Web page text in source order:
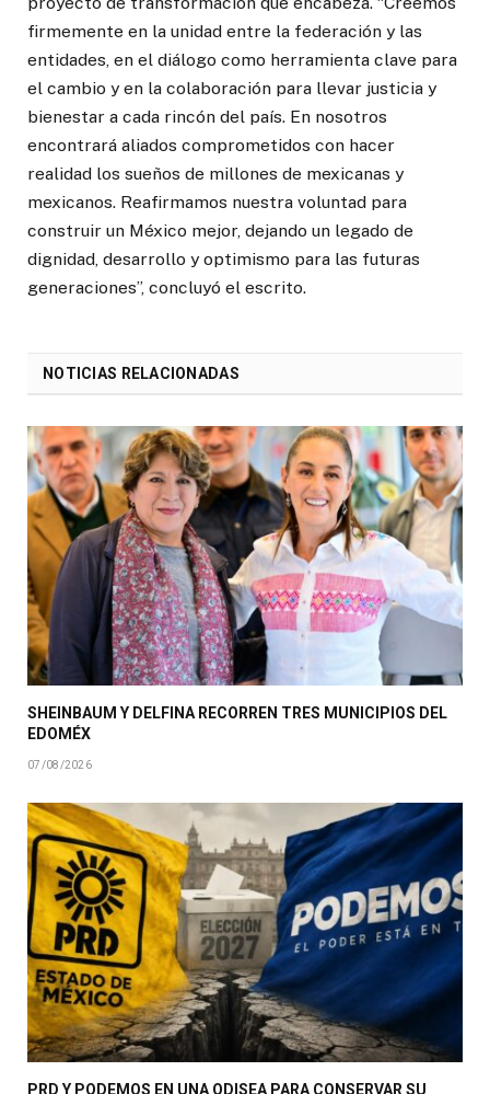
firmemente en la unidad entre la federación y las
entidades, en el diálogo como herramienta clave para
el cambio y en la colaboración para llevar justicia y
bienestar a cada rincón del país. En nosotros
encontrará aliados comprometidos con hacer
realidad los sueños de millones de mexicanas y
mexicanos. Reafirmamos nuestra voluntad para
construir un México mejor, dejando un legado de
dignidad, desarrollo y optimismo para las futuras
generaciones”, concluyó el escrito.
NOTICIAS RELACIONADAS
SHEINBAUM Y DELFINA RECORREN TRES MUNICIPIOS DEL
EDOMÉX
07/08/2026
PRD Y PODEMOS EN UNA ODISEA PARA CONSERVAR SU